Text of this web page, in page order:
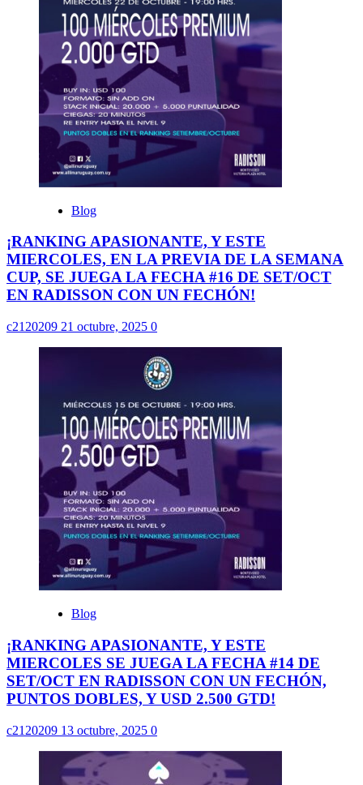
Blog
¡RANKING APASIONANTE, Y ESTE
MIERCOLES, EN LA PREVIA DE LA SEMANA
CUP, SE JUEGA LA FECHA #16 DE SET/OCT
EN RADISSON CON UN FECHÓN!
c2120209 21 octubre, 2025 0
Blog
¡RANKING APASIONANTE, Y ESTE
MIERCOLES SE JUEGA LA FECHA #14 DE
SET/OCT EN RADISSON CON UN FECHÓN,
PUNTOS DOBLES, Y USD 2.500 GTD!
c2120209 13 octubre, 2025 0